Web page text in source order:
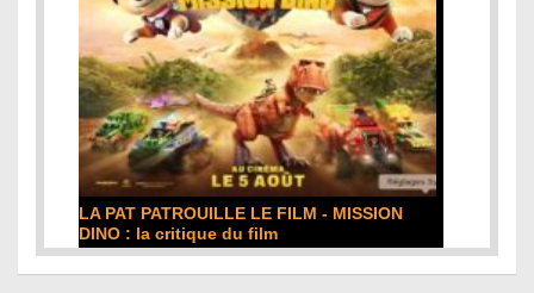
DE LA COMÉDIE-FRANÇAISE : la critique du
film